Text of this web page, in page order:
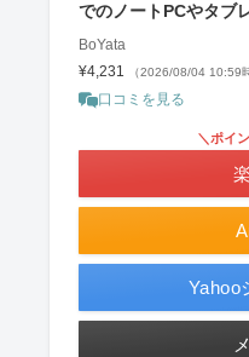
でのノートPCやタブ
BoYata
¥4,231
（2026/08/04 10:59
口コミを見る
＼ポイ
Yahoo